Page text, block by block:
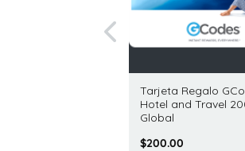
Tarjeta Regalo
Hotel and Travel
Global
$200.00